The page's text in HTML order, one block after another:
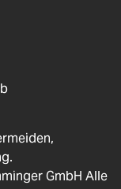
GmbH Alle